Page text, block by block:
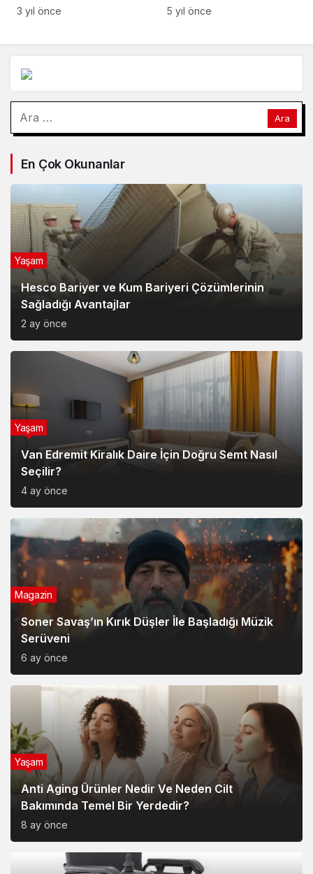
deniz dolgusuna daha
3 yıl önce
En Çok Okunanlar
Hesco Bariyer ve Kum Bariyeri Çözümlerinin
Sağladığı Avantajlar
2 ay önce
Yaşam
Van Edremit Kiralık Daire İçin Doğru Semt Nasıl
Seçilir?
4 ay önce
Yaşam
Soner Savaş’ın Kırık Düşler İle Başladığı Müzik
Serüveni
6 ay önce
Magazin
Anti Aging Ürünler Nedir Ve Neden Cilt
Bakımında Temel Bir Yerdedir?
8 ay önce
Yaşam